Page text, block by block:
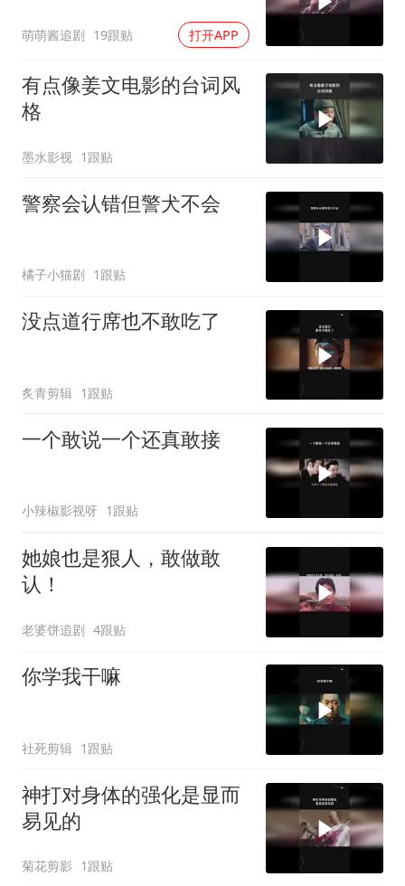
萌萌酱追剧 19跟贴 打开APP
有点像姜文电影的台词风
格
墨水影视 1跟贴
警察会认错但警犬不会
橘子小猫剧 1跟贴
没点道行席也不敢吃了
炙青剪辑 1跟贴
一个敢说一个还真敢接
小辣椒影视呀 1跟贴
她娘也是狠人，敢做敢
认！
老婆饼追剧 4跟贴
你学我干嘛
社死剪辑 1跟贴
神打对身体的强化是显而
易见的
菊花剪影 1跟贴